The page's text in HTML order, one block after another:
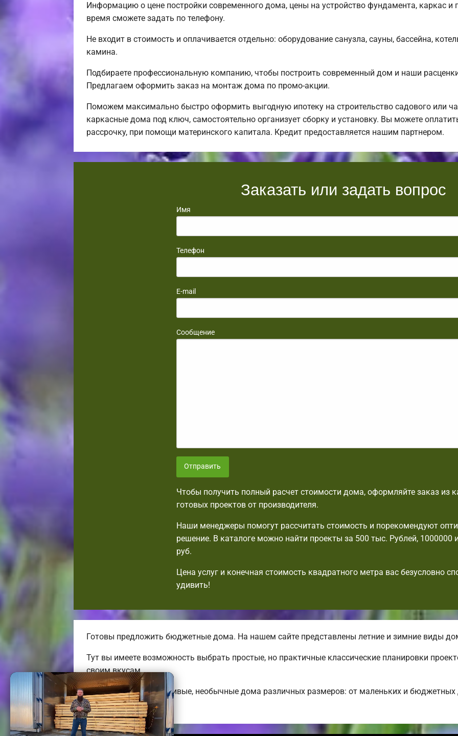
Информацию о цене постройки современного дома, цены на устройство фундамента, каркас
время сможете задать по телефону.
Не входит в стоимость и оплачивается отдельно: оборудование санузла, сауны, бассейна,
камина.
Подбираете профессиональную компанию, чтобы построить современный дом и наши
Предлагаем оформить заказ на монтаж дома по промо-акции.
Поможем максимально быстро оформить выгодную ипотеку на строительство садового или
каркасные дома под ключ, самостоятельно организует сборку и установку. Вы можете
рассрочку, при помощи материнского капитала. Кредит предоставляется нашим партнером.
Заказать или задать вопрос
Имя
Телефон
E-mail
Сообщение
Отправить
Чтобы получить полный расчет стоимости дома, оформляйте заказ из
готовых проектов от производителя.
Наши менеджеры помогут рассчитать стоимость и порекомендуют
решение. В каталоге можно найти проекты за 500 тыс. Рублей, 1000000
руб.
Цена услуг и конечная стоимость квадратного метра вас безусловно
удивить!
Готовы предложить бюджетные дома. На нашем сайте представлены летние и зимние виды
Тут вы имеете возможность выбрать простые, но практичные классические планировки
своим вкусам.
Строим удобные, красивые, необычные дома различных размеров: от маленьких и
коттеджей.